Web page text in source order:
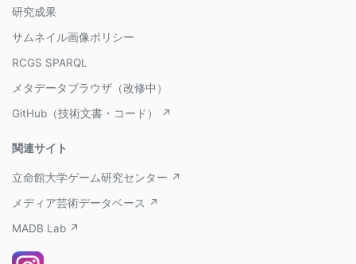
研究成果
サムネイル画像ポリシー
RCGS SPARQL
メタデータブラウザ（改修中）
GitHub（技術文書・コード） ↗
関連サイト
立命館大学ゲーム研究センター ↗
メディア芸術データベース ↗
MADB Lab ↗